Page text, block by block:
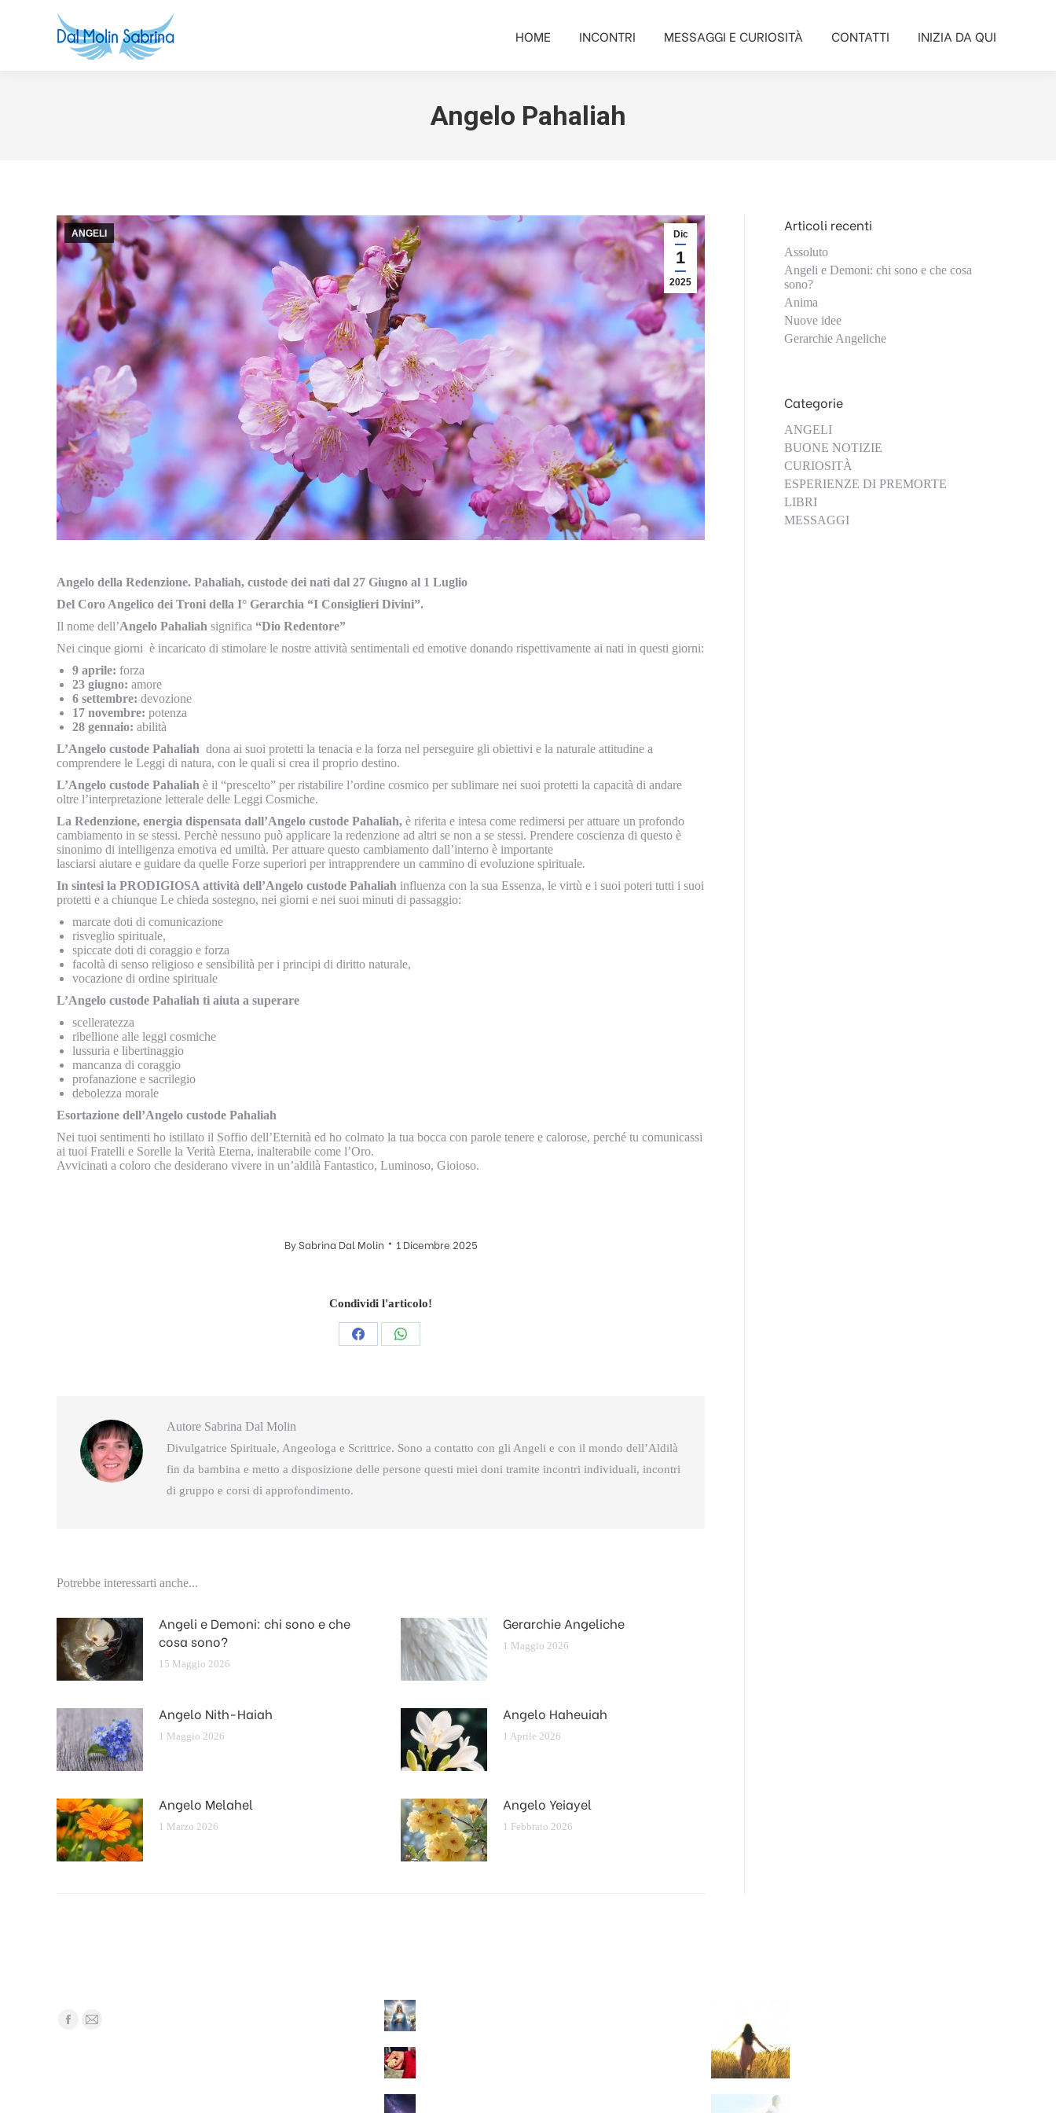
HOME INCONTRI MESSAGGI E CURIOSITÀ CONTATTI INIZIA DA QUI
Angelo Pahaliah
Dic
1
2025
ANGELI
Angelo della Redenzione. Pahaliah, custode dei nati dal 27 Giugno al 1 Luglio
Del Coro Angelico dei Troni della I° Gerarchia “I Consiglieri Divini”.
Il nome dell’Angelo Pahaliah significa “Dio Redentore”
Nei cinque giorni è incaricato di stimolare le nostre attività sentimentali ed emotive donando rispettivamente ai nati in questi giorni:
9 aprile: forza
23 giugno: amore
6 settembre: devozione
17 novembre: potenza
28 gennaio: abilità
L’Angelo custode Pahaliah dona ai suoi protetti la tenacia e la forza nel perseguire gli obiettivi e la naturale attitudine a
comprendere le Leggi di natura, con le quali si crea il proprio destino.
L’Angelo custode Pahaliah è il “prescelto” per ristabilire l’ordine cosmico per sublimare nei suoi protetti la capacità di andare
oltre l’interpretazione letterale delle Leggi Cosmiche.
La Redenzione, energia dispensata dall’Angelo custode Pahaliah, è riferita e intesa come redimersi per attuare un profondo
cambiamento in se stessi. Perchè nessuno può applicare la redenzione ad altri se non a se stessi. Prendere coscienza di questo è
sinonimo di intelligenza emotiva ed umiltà. Per attuare questo cambiamento dall’interno è importante
lasciarsi aiutare e guidare da quelle Forze superiori per intrapprendere un cammino di evoluzione spirituale.
In sintesi la PRODIGIOSA attività dell’Angelo custode Pahaliah influenza con la sua Essenza, le virtù e i suoi poteri tutti i suoi
protetti e a chiunque Le chieda sostegno, nei giorni e nei suoi minuti di passaggio:
marcate doti di comunicazione
risveglio spirituale,
spiccate doti di coraggio e forza
facoltà di senso religioso e sensibilità per i principi di diritto naturale,
vocazione di ordine spirituale
L’Angelo custode Pahaliah ti aiuta a superare
scelleratezza
ribellione alle leggi cosmiche
lussuria e libertinaggio
mancanza di coraggio
profanazione e sacrilegio
debolezza morale
Esortazione dell’Angelo custode Pahaliah
Nei tuoi sentimenti ho istillato il Soffio dell’Eternità ed ho colmato la tua bocca con parole tenere e calorose, perché tu comunicassi
ai tuoi Fratelli e Sorelle la Verità Eterna, inalterabile come l’Oro.
Avvicinati a coloro che desiderano vivere in un’aldilà Fantastico, Luminoso, Gioioso.
BySabrina Dal Molin 1 Dicembre 2025
Condividi l'articolo!
CondividiCondividi
Autore Sabrina Dal Molin
Divulgatrice Spirituale, Angeologa e Scrittrice. Sono a contatto con gli Angeli e con il mondo dell’Aldilà
fin da bambina e metto a disposizione delle persone questi miei doni tramite incontri individuali, incontri
di gruppo e corsi di approfondimento.
Potrebbe interessarti anche...
Angeli e Demoni: chi sono e che
cosa sono?
15 Maggio 2026
Gerarchie Angeliche
1 Maggio 2026
Angelo Nith-Haiah
1 Maggio 2026
Angelo Haheuiah
1 Aprile 2026
Angelo Melahel
1 Marzo 2026
Angelo Yeiayel
1 Febbraio 2026
Articoli recenti
Assoluto
Angeli e Demoni: chi sono e che cosa
sono?
Anima
Nuove idee
Gerarchie Angeliche
Categorie
ANGELI
BUONE NOTIZIE
CURIOSITÀ
ESPERIENZE DI PREMORTE
LIBRI
MESSAGGI
MESSAGGI E CURIOSITÀ